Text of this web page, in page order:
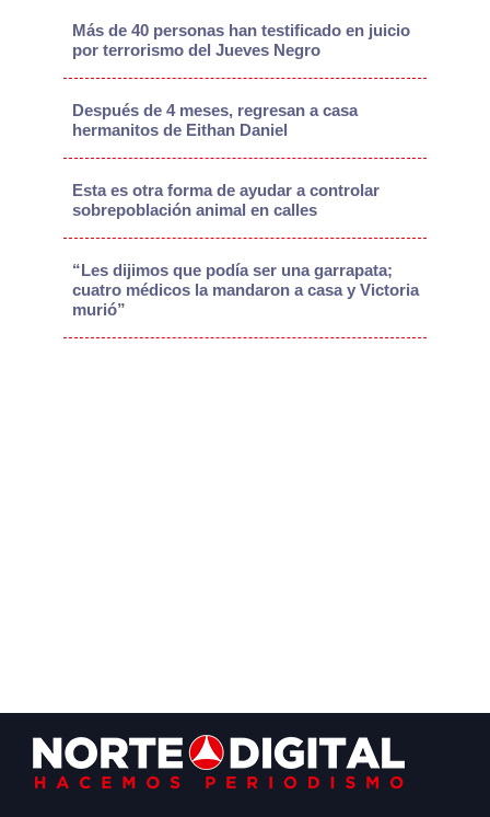
Más de 40 personas han testificado en juicio
por terrorismo del Jueves Negro
Después de 4 meses, regresan a casa
hermanitos de Eithan Daniel
Esta es otra forma de ayudar a controlar
sobrepoblación animal en calles
“Les dijimos que podía ser una garrapata;
cuatro médicos la mandaron a casa y Victoria
murió”
Footer